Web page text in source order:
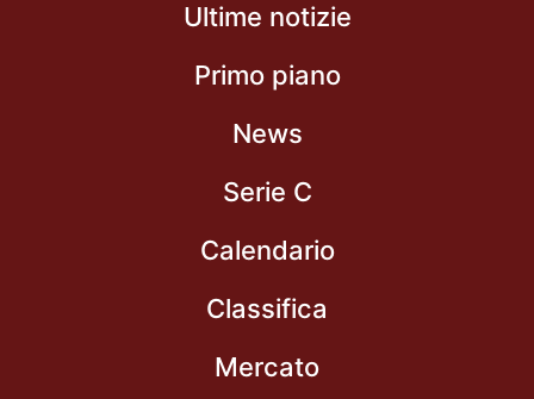
Ultime notizie
Primo piano
News
Serie C
Calendario
Classifica
Mercato